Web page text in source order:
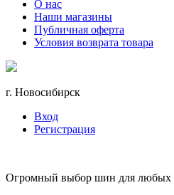
О нас
Наши магазины
Публичная оферта
Условия возврата товара
г. Новосибирск
Вход
Регистрация
Огромный выбор шин для любых